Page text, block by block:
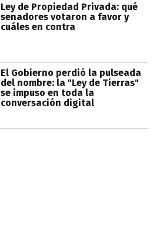
Ley de Propiedad Privada: qué
senadores votaron a favor y
cuáles en contra
El Gobierno perdió la pulseada
del nombre: la "Ley de Tierras"
se impuso en toda la
conversación digital